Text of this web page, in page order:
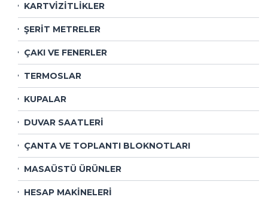
KARTVİZİTLİKLER
ŞERİT METRELER
ÇAKI VE FENERLER
TERMOSLAR
KUPALAR
DUVAR SAATLERİ
ÇANTA VE TOPLANTI BLOKNOTLARI
MASAÜSTÜ ÜRÜNLER
HESAP MAKİNELERİ